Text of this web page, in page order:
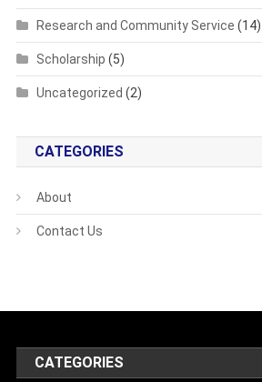
Research and Community Service (14)
Scholarship (5)
Uncategorized (2)
CATEGORIES
About
Contact Us
CATEGORIES